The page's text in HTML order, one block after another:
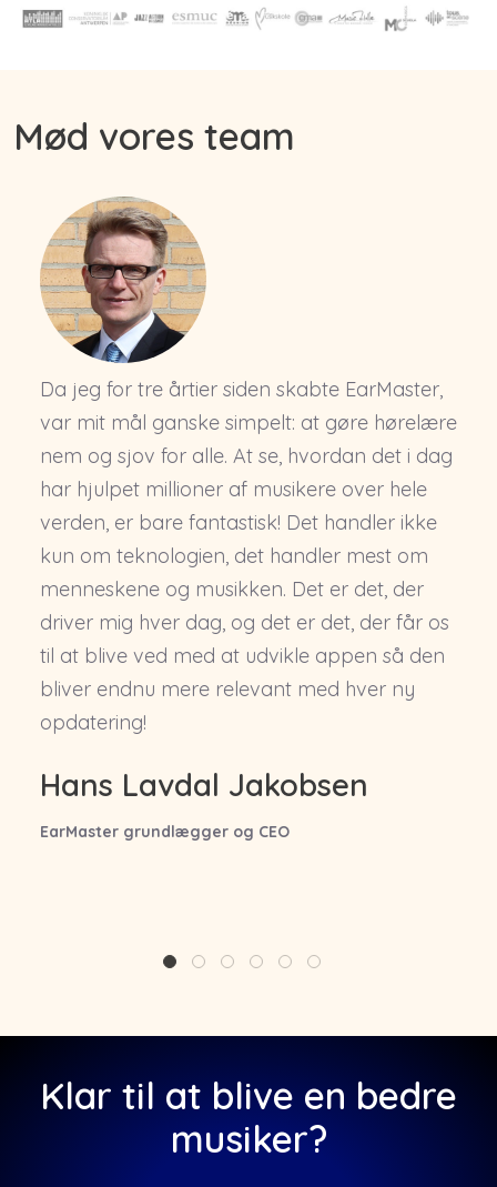
Mød vores team
Da jeg for tre årtier siden skabte EarMaster,
var mit mål ganske simpelt: at gøre hørelære
nem og sjov for alle. At se, hvordan det i dag
har hjulpet millioner af musikere over hele
verden, er bare fantastisk! Det handler ikke
kun om teknologien, det handler mest om
menneskene og musikken. Det er det, der
driver mig hver dag, og det er det, der får os
til at blive ved med at udvikle appen så den
bliver endnu mere relevant med hver ny
opdatering!
Hans Lavdal Jakobsen
EarMaster grundlægger og CEO
1 2 3 4 5 6
Klar til at blive en bedre
musiker?